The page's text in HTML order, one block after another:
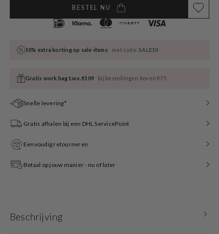
Beschrijving
BESTEL NU
10% extra korting op sale-items met code:SALE10
Gratis work bag t.w.v. €109 bij bestellingen boven €75
Snelle levering*
Gratis afhalen bij een DHL ServicePoint
Eenvoudig retourneren
Betaal op jouw manier - nu of later